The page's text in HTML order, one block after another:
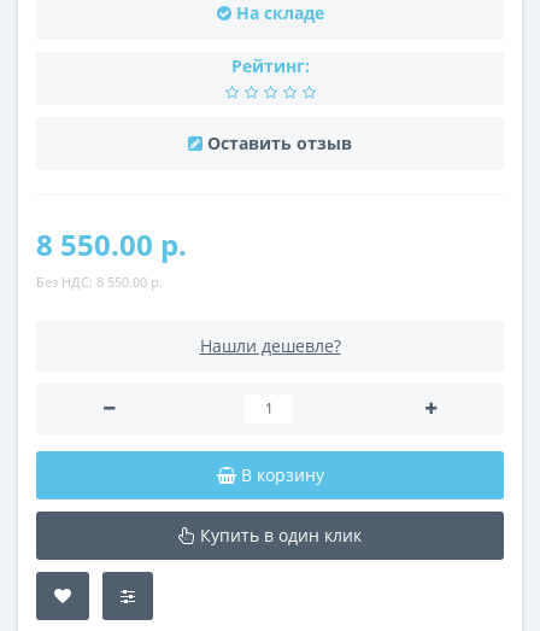
На складе
Рейтинг:
Оставить отзыв
8 550.00 р.
Без НДС: 8 550.00 р.
Нашли дешевле?
В корзину
Купить в один клик